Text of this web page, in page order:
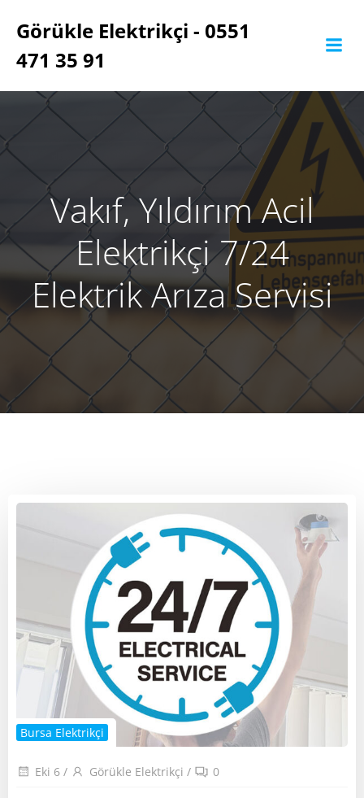
geç
Görükle Elektrikçi - 0551
471 35 91
Vakıf, Yıldırım Acil
Elektrikçi 7/24
Elektrik Arıza Servisi
Bursa Elektrikçi
Eki 6 / Görükle Elektrikçi / 0